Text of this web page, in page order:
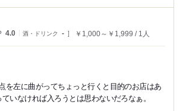
4.0 酒・ドリンク - ￥1,000～￥1,999 1人
を左に曲がってちょっと行くと目的のお店はあ
いなければ入ろうとは思わないだろなぁ。